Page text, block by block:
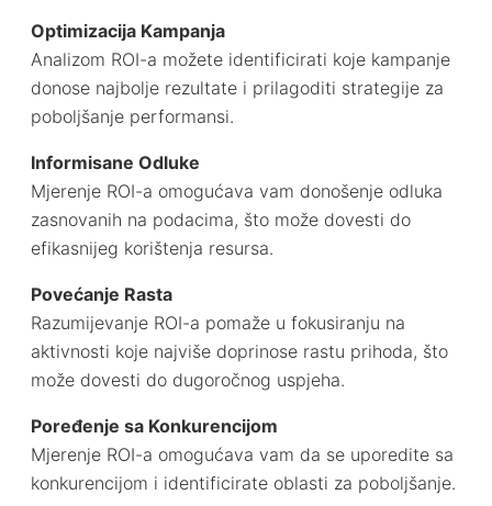
Optimizacija Kampanja
Analizom ROI-a možete identificirati koje kampanje
donose najbolje rezultate i prilagoditi strategije za
poboljšanje performansi.
Informisane Odluke
Mjerenje ROI-a omogućava vam donošenje odluka
zasnovanih na podacima, što može dovesti do
efikasnijeg korištenja resursa.
Povećanje Rasta
Razumijevanje ROI-a pomaže u fokusiranju na
aktivnosti koje najviše doprinose rastu prihoda, što
može dovesti do dugoročnog uspjeha.
Poređenje sa Konkurencijom
Mjerenje ROI-a omogućava vam da se uporedite sa
konkurencijom i identificirate oblasti za poboljšanje.